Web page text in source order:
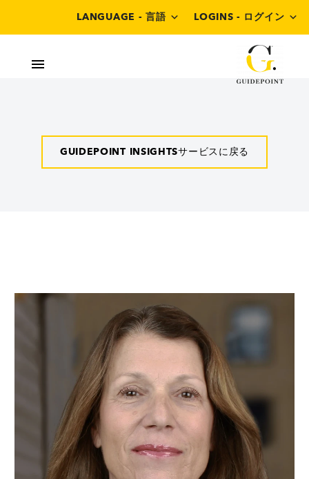
LANGUAGE - 言語 LOGINS - ログイン
GUIDEPOINT INSIGHTSサービスに戻る